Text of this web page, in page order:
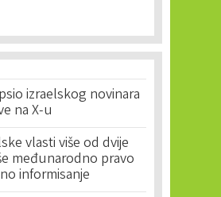
izraelskog novinara
na X-u
vlasti više od dvije
međunarodno pravo
informisanje